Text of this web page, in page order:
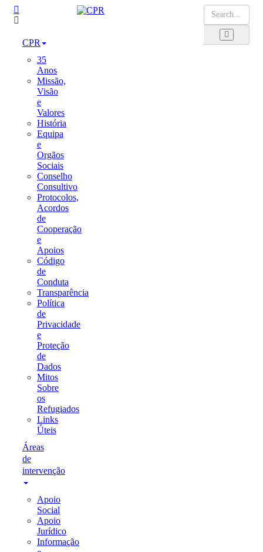
CPR
35
Anos
Missão,
Visão
e
Valores
História
Equipa
e
Orgãos
Sociais
Conselho
Consultivo
Protocolos,
Acordos
de
Cooperação
e
Apoios
Código
de
Conduta
Transparência
Política
de
Privacidade
e
Proteção
de
Dados
Mitos
Sobre
os
Refugiados
Links
Úteis
Áreas
de
intervenção
Apoio
Social
Apoio
Jurídico
Informação